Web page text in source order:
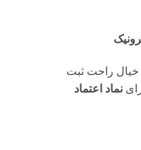
خیال راحت ثبت
نماد اعتماد